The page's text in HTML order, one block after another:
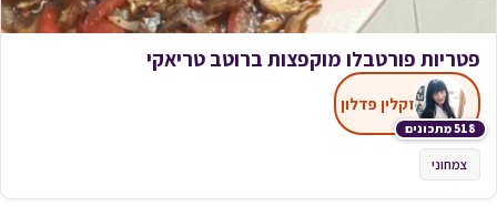
פטריות פורטבלו מוקפצות ברוטב טריאקי
518 מתכונים
זקלין פדלון
צמחוני